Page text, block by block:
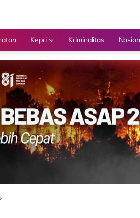
Kepri Kriminalitas